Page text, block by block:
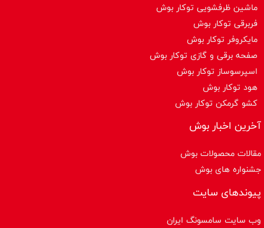
ماشین ظرفشویی توکار بوش
فربرقی توکار بوش
مایکروفر توکار بوش
صفحه برقی و گازی توکار بوش
اسپرسوساز توكار بوش
هود توکار بوش
کشو گرمکن توکار بوش
آخرین اخبار بوش
مقالات محصولات بوش
جشنواره های بوش
پیوندهای سایت
وب سایت سامسونگ ایران